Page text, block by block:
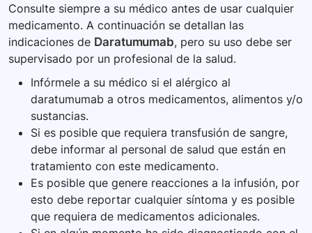
Consulte siempre a su médico antes de usar cualquier
medicamento. A continuación se detallan las
indicaciones de Daratumumab, pero su uso debe ser
supervisado por un profesional de la salud.
Infórmele a su médico si el alérgico al
daratumumab a otros medicamentos, alimentos y/o
sustancias.
Si es posible que requiera transfusión de sangre,
debe informar al personal de salud que están en
tratamiento con este medicamento.
Es posible que genere reacciones a la infusión, por
esto debe reportar cualquier síntoma y es posible
que requiera de medicamentos adicionales.